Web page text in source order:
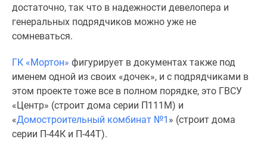
Видео
360°
новостроек
застройщиком
Rutube
Поиск
дома
Москве
достаточно, так что в надежности девелопера и
генеральных подрядчиков можно уже не
сомневаться.
ГК «Мортон» фигурирует в документах также под
именем одной из своих «дочек», и с подрядчиками в
этом проекте тоже все в полном порядке, это ГВСУ
«Центр» (строит дома серии П111М) и
«Домостроительный комбинат №1 » (строит дома
серии П-44К и П-44Т).